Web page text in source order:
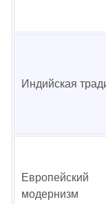
Индийская
Европейский
модернизм